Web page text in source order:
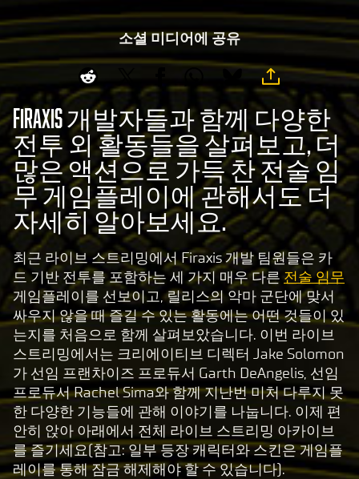
소셜 미디어에 공유
Firaxis 개발자들과 함께 다양한
전투 외 활동들을 살펴보고, 더
많은 액션으로 가득 찬 전술 임
무 게임플레이에 관해서도 더
자세히 알아보세요.
최근 라이브 스트리밍에서 Firaxis 개발 팀원들은 카
드 기반 전투를 포함하는 세 가지 매우 다른 전술 임무
게임플레이를 선보이고, 릴리스의 악마 군단에 맞서
싸우지 않을 때 즐길 수 있는 활동에는 어떤 것들이 있
는지를 처음으로 함께 살펴보았습니다. 이번 라이브
스트리밍에서는 크리에이티브 디렉터 Jake Solomon
가 선임 프랜차이즈 프로듀서 Garth DeAngelis, 선임
프로듀서 Rachel Sima와 함께 지난번 미처 다루지 못
한 다양한 기능들에 관해 이야기를 나눕니다. 이제 편
안히 앉아 아래에서 전체 라이브 스트리밍 아카이브
를 즐기세요(참고: 일부 등장 캐릭터와 스킨은 게임플
레이를 통해 잠금 해제해야 할 수 있습니다).